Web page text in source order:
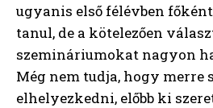
ugyanis első félévben
tanul, de a kötelezően
szemináriumokat nagyon
Még nem tudja, hogy merre
elhelyezkedni, előbb ki